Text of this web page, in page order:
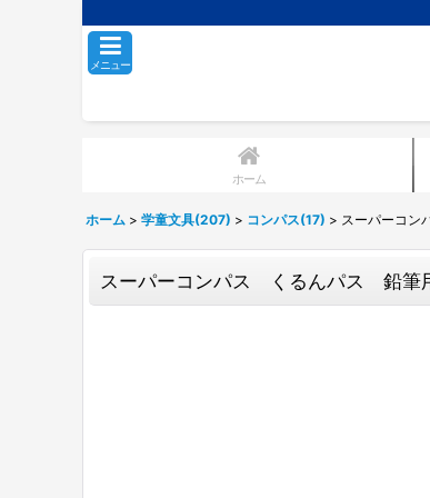
メニュー
ホーム
ホーム > 学童文具(207) > コンパス(17) > スーパーコ
スーパーコンパス くるんパス 鉛筆